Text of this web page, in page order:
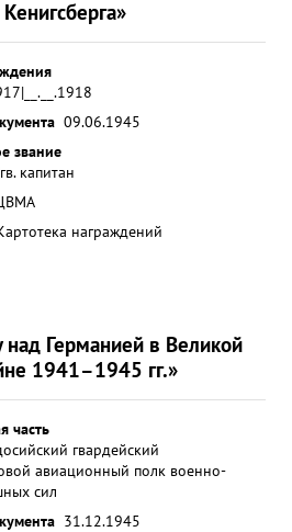
09.06.1945
звание
капитан
награждений
Германией в Великой
1941–1945 гг.»
часть
гвардейский
авиационный полк военно-
сил
31.12.1945